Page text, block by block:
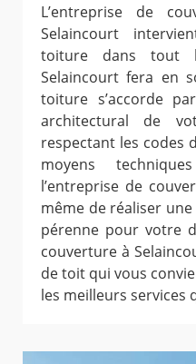
L’entreprise de
Selaincourt
toiture dans tout
Selaincourt fera en
toiture s’accorde
architectural de
respectant les codes
moyens
l’entreprise de
même de réaliser
pérenne pour votre
couverture à
de toit qui vous
les meilleurs services